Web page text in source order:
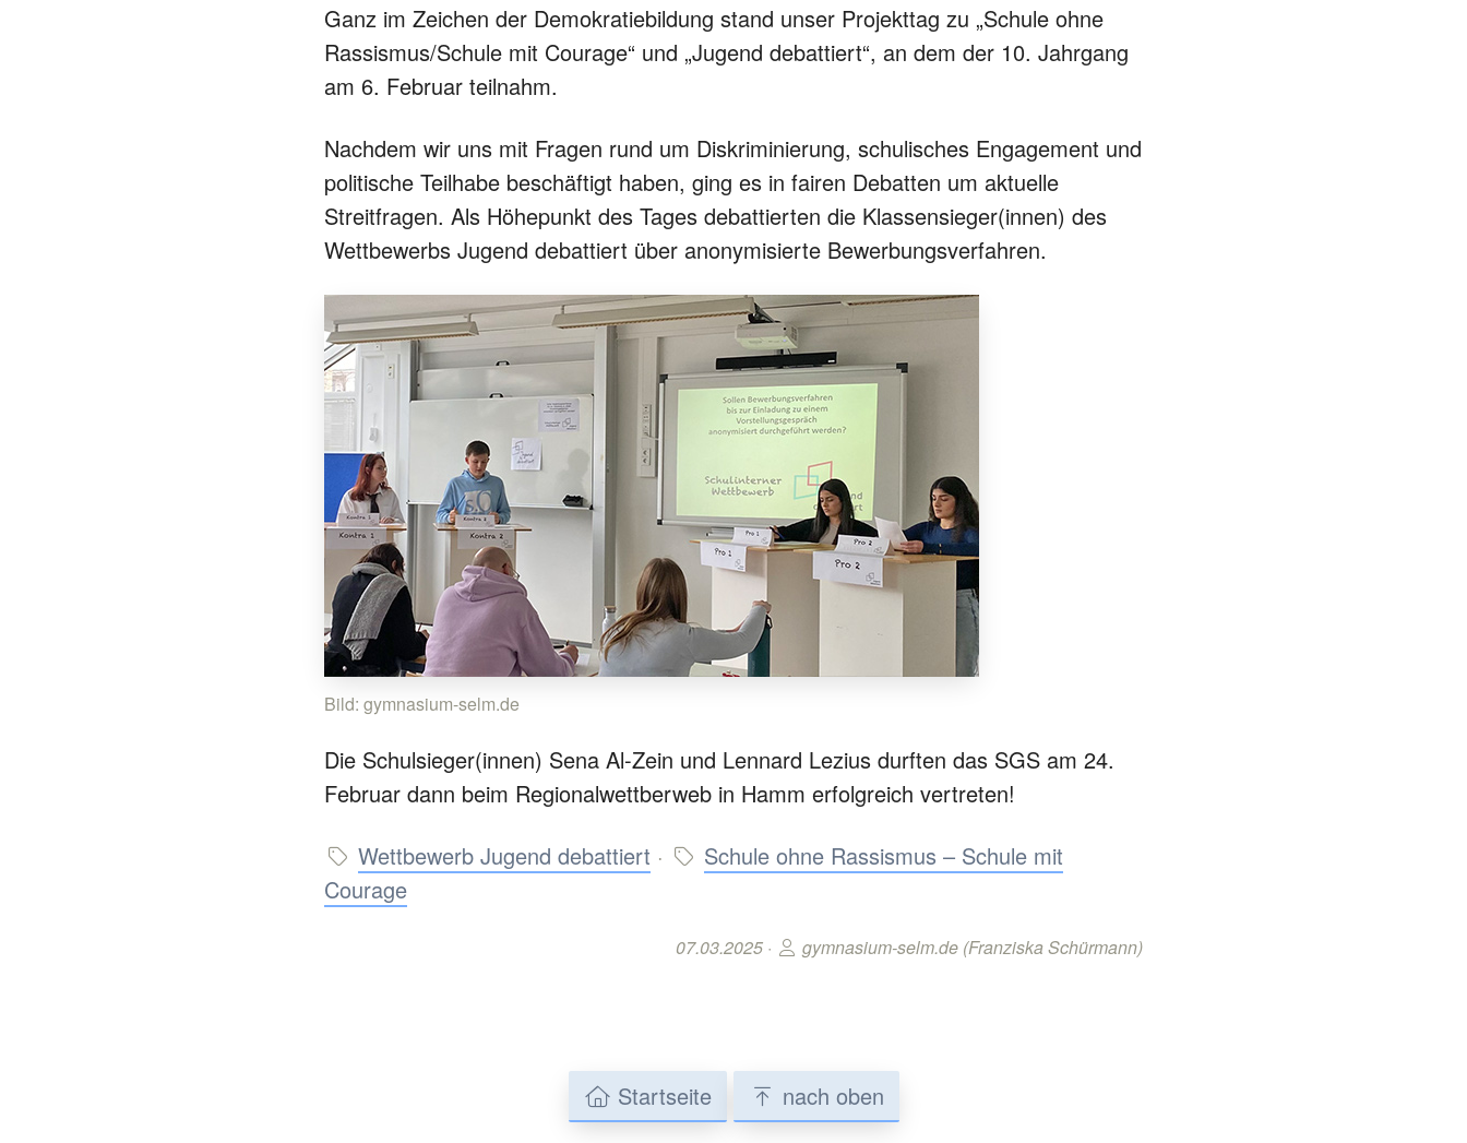
Ganz im Zeichen der Demokratiebildung stand unser Projekttag zu „Schule ohne
Rassismus/Schule mit Courage“ und „Jugend debattiert“, an dem der 10. Jahrgang
am 6. Februar teilnahm.
Nachdem wir uns mit Fragen rund um Diskriminierung, schulisches Engagement und
politische Teilhabe beschäftigt haben, ging es in fairen Debatten um aktuelle
Streitfragen. Als Höhepunkt des Tages debattierten die Klassensieger(innen) des
Wettbewerbs Jugend debattiert über anonymisierte Bewerbungsverfahren.
Bild: gymnasium-selm.de
Die Schulsieger(innen) Sena Al-Zein und Lennard Lezius durften das SGS am 24.
Februar dann beim Regionalwettberweb in Hamm erfolgreich vertreten!
Wettbewerb Jugend debattiert ·
Schule ohne Rassismus – Schule mit
Courage
07.03.2025 · gymnasium-selm.de (Franziska Schürmann)
Startseite nach oben